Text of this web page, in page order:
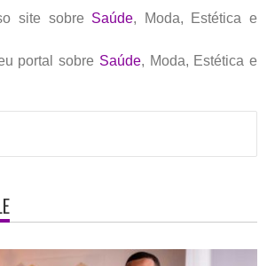
site sobre Saúde, Moda, Estética e
portal sobre Saúde, Moda, Estética e